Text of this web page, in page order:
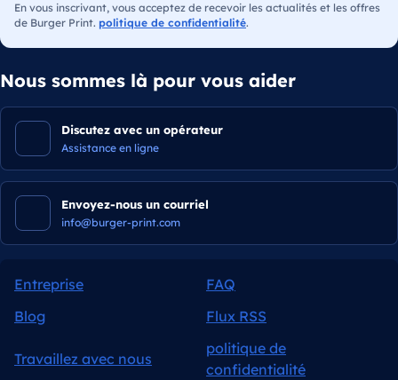
En vous inscrivant, vous acceptez de recevoir les actualités et les offres
de Burger Print. politique de confidentialité.
Nous sommes là pour vous aider
Discutez avec un opérateur
Assistance en ligne
Envoyez-nous un courriel
info@burger-print.com
Entreprise
FAQ
Blog
Flux RSS
Travaillez avec nous
politique de
confidentialité